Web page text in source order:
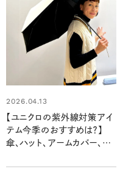
2026.04.13
【ユニクロの紫外線対策アイ
テム今季のおすすめは？】
傘、ハット、アームカバー、サ
ット”をスタイリストがチェッ